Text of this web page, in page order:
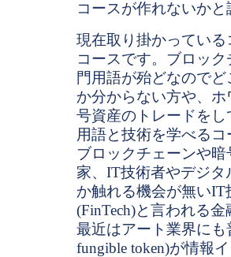
コースが作れないか
現在取り掛かってい
コースです。ブロッ
門用語が殆どなので
か分からない方や、
号資産のトレードを
用語と技術を学べる
ブロックチェーンや
家、IT技術者やデジ
か触れる機会が無い
(FinTech)と言われる
最近はアート業界に
fungible token)が情報